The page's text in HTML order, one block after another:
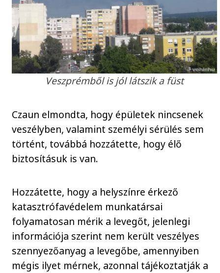
Veszprémből is jól látszik a füst
Czaun elmondta, hogy épületek nincsenek
veszélyben, valamint személyi sérülés sem
történt, továbbá hozzátette, hogy élő
biztosításuk is van.
Hozzátette, hogy a helyszínre érkező
katasztrófavédelem munkatársai
folyamatosan mérik a levegőt, jelenlegi
információja szerint nem került veszélyes
szennyezőanyag a levegőbe, amennyiben
mégis ilyet mérnek, azonnal tájékoztatják a